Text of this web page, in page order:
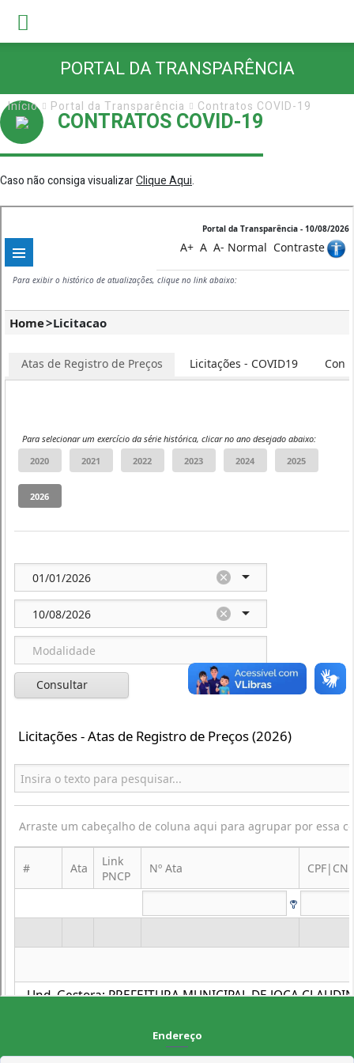
PORTAL DA TRANSPARÊNCIA
Início Portal da Transparência Contratos COVID-19
CONTRATOS COVID-19
Caso não consiga visualizarClique Aqui.
Endereço